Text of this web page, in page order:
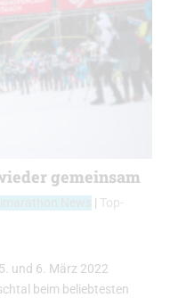
gemeinsam
| Top-
und 6. März 2022
beim beliebtesten